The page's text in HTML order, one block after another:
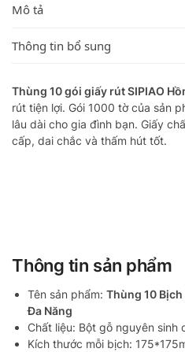
Mô tả
Thông tin bổ sung
Thùng 10 gói giấy rút SIPIAO
rút tiện lợi. Gói 1000 tờ của sản
lâu dài cho gia đình bạn. Giấy
cấp, dai chắc và thấm hút tốt.
Thông tin sản phẩm
Tên sản phẩm: Thùng 10 Bịch
Đa Năng
Chất liệu: Bột gỗ nguyên sinh
Kích thước mỗi bịch: